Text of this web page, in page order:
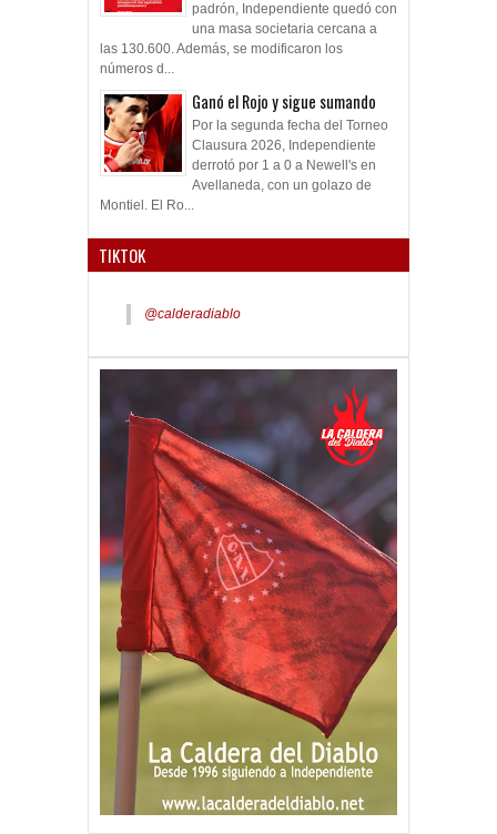
padrón, Independiente quedó con
una masa societaria cercana a
las 130.600. Además, se modificaron los
números d...
Ganó el Rojo y sigue sumando
Por la segunda fecha del Torneo
Clausura 2026, Independiente
derrotó por 1 a 0 a Newell's en
Avellaneda, con un golazo de
Montiel. El Ro...
TIKTOK
@calderadiablo